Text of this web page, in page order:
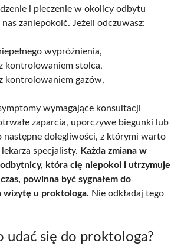
i pieczenie w okolicy odbytu
zaniepokoić. Jeżeli odczuwasz:
wypróżnienia,
kontrolowaniem stolca,
kontrolowaniem gazów,
wymagające konsultacji
zaparcia, uporczywe biegunki lub
następne dolegliwości, z którymi warto
specjalisty. Każda zmiana w
która cię niepokoi i utrzymuje
powinna być sygnałem do
wizytę u proktologa. Nie odkładaj tego
udać się do proktologa?